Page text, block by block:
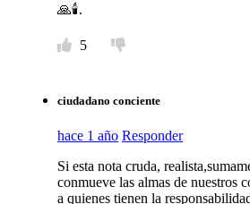
🙏🕯️.
5
ciudadano conciente
hace 1 año Responder
Si esta nota cruda,
conmueve las almas de nuestros
a quienes tienen la